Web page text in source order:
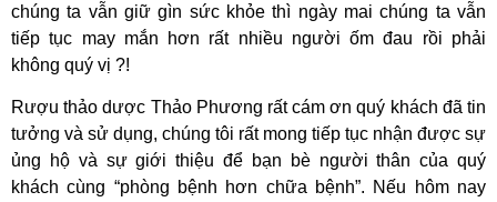
chúng ta vẫn giữ gìn sức khỏe thì ngày mai chúng ta vẫn
tiếp tục may mắn hơn rất nhiều người ốm đau rồi phải
không quý vị ?!
Rượu thảo dược Thảo Phương rất cám ơn quý khách đã tin
tưởng và sử dụng, chúng tôi rất mong tiếp tục nhận được sự
ủng hộ và sự giới thiệu để bạn bè người thân của quý
khách cùng “phòng bệnh hơn chữa bệnh”. Nếu hôm nay